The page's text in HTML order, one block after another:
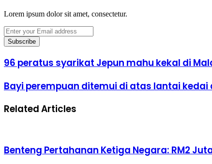
Lorem ipsum dolor sit amet, consectetur.
Enter
your
Email
96
peratus
Jepun
mahu
di
Menteri
96 peratus syarikat Jepun mahu kekal di
Bayi
perempuan
di
Bayi perempuan ditemui di atas lantai kedai
Related Articles
Benteng Pertahanan Ketiga Negara: RM2